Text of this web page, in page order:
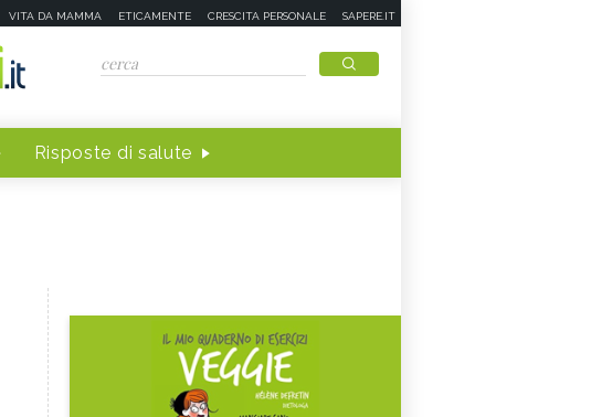
VITA DA MAMMA ETICAMENTE CRESCITA PERSONALE SAPERE.IT
Risposte di salute